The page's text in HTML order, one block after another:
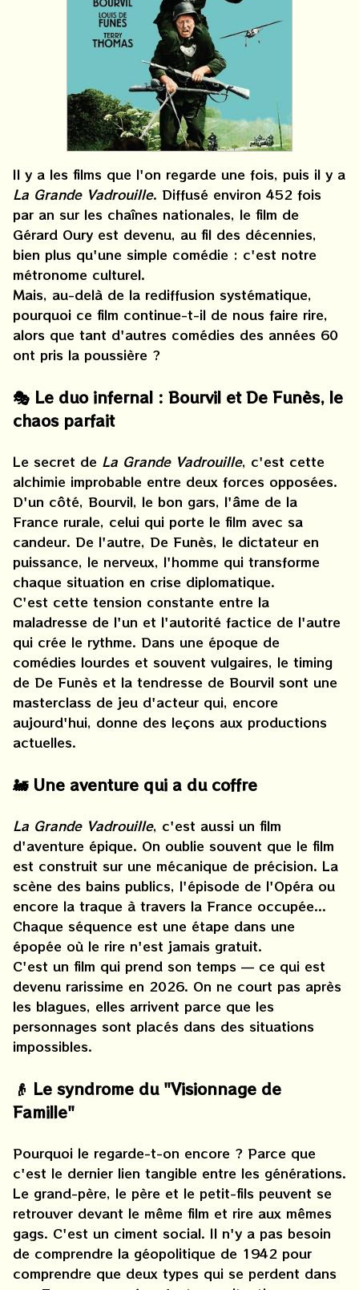
Il y a les films que l'on regarde une fois, puis il y a
La Grande Vadrouille. Diffusé environ 452 fois
par an sur les chaînes nationales, le film de
Gérard Oury est devenu, au fil des décennies,
bien plus qu'une simple comédie : c'est notre
métronome culturel.
Mais, au-delà de la rediffusion systématique,
pourquoi ce film continue-t-il de nous faire rire,
alors que tant d'autres comédies des années 60
ont pris la poussière ?
🎭 Le duo infernal : Bourvil et De Funès, le
chaos parfait
Le secret de La Grande Vadrouille, c'est cette
alchimie improbable entre deux forces opposées.
D'un côté, Bourvil, le bon gars, l'âme de la
France rurale, celui qui porte le film avec sa
candeur. De l'autre, De Funès, le dictateur en
puissance, le nerveux, l'homme qui transforme
chaque situation en crise diplomatique.
C'est cette tension constante entre la
maladresse de l'un et l'autorité factice de l'autre
qui crée le rythme. Dans une époque de
comédies lourdes et souvent vulgaires, le timing
de De Funès et la tendresse de Bourvil sont une
masterclass de jeu d'acteur qui, encore
aujourd'hui, donne des leçons aux productions
actuelles.
🚂 Une aventure qui a du coffre
La Grande Vadrouille, c'est aussi un film
d'aventure épique. On oublie souvent que le film
est construit sur une mécanique de précision. La
scène des bains publics, l'épisode de l'Opéra ou
encore la traque à travers la France occupée...
Chaque séquence est une étape dans une
épopée où le rire n'est jamais gratuit.
C'est un film qui prend son temps — ce qui est
devenu rarissime en 2026. On ne court pas après
les blagues, elles arrivent parce que les
personnages sont placés dans des situations
impossibles.
👴 Le syndrome du "Visionnage de
Famille"
Pourquoi le regarde-t-on encore ? Parce que
c'est le dernier lien tangible entre les générations.
Le grand-père, le père et le petit-fils peuvent se
retrouver devant le même film et rire aux mêmes
gags. C'est un ciment social. Il n'y a pas besoin
de comprendre la géopolitique de 1942 pour
comprendre que deux types qui se perdent dans